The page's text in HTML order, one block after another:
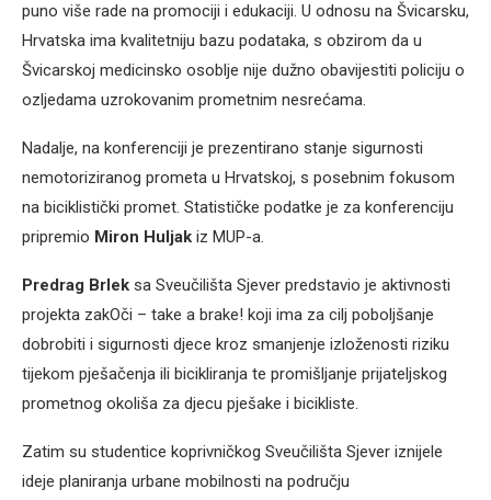
puno više rade na promociji i edukaciji. U odnosu na Švicarsku,
Hrvatska ima kvalitetniju bazu podataka, s obzirom da u
Švicarskoj medicinsko osoblje nije dužno obavijestiti policiju o
ozljedama uzrokovanim prometnim nesrećama.
Nadalje, na konferenciji je prezentirano stanje sigurnosti
nemotoriziranog prometa u Hrvatskoj, s posebnim fokusom
na biciklistički promet. Statističke podatke je za konferenciju
pripremio Miron Huljak iz MUP-a.
Predrag Brlek sa Sveučilišta Sjever predstavio je aktivnosti
projekta zakOči – take a brake! koji ima za cilj poboljšanje
dobrobiti i sigurnosti djece kroz smanjenje izloženosti riziku
tijekom pješačenja ili bicikliranja te promišljanje prijateljskog
prometnog okoliša za djecu pješake i bicikliste.
Zatim su studentice koprivničkog Sveučilišta Sjever iznijele
ideje planiranja urbane mobilnosti na području